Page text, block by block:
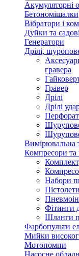
Акумуляторні
Бетономішалки
Вібратори і
Дуйки та
Генератори
Дрілі,
гравера
Гравер
Дрілі
Дрілі
Вимірювальна
Компресори та
Набори
Фітинги
Шланги
Фарбопульти
Мийки
Мотопомпи
Насосне